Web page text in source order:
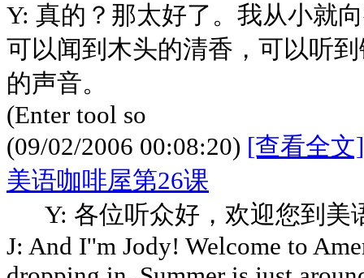
Y: 真的？那太好了。我从小就
可以闻到木头的清香，可以听
的声音。
(Enter tool so
(09/02/2006 00:08:20) [查看全文]
美语咖啡屋第26课
Y: 各位听众好，欢迎您到美
J: And I''m Jody! Welcome to